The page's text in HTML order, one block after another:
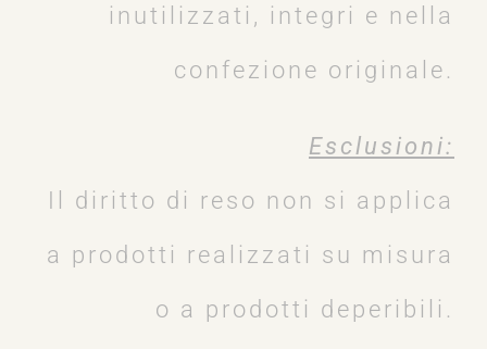
inutilizzati, integri e nella
confezione originale.
Esclusioni:
Il diritto di reso non si applica
a prodotti realizzati su misura
o a prodotti deperibili.